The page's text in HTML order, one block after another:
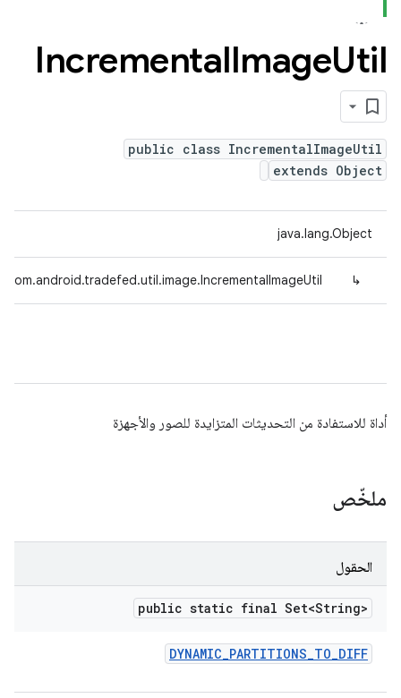
IncrementalImageUtil
public class IncrementalImageUtil
extends Object
java.lang.Object
↳
com.android.tradefed.util.image.IncrementalImageUtil
أداة للاستفادة من التحديثات المتزايدة للصور والأجهزة
ملخّص
الحقول
public static final Set<String>
DYNAMIC_PARTITIONS_TO_DIFF